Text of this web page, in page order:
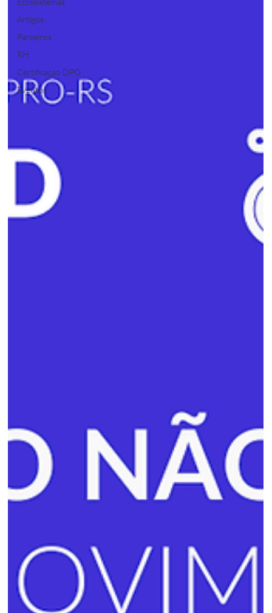
Artigos
Parceiros
RH
Certificação DPO
Eventos